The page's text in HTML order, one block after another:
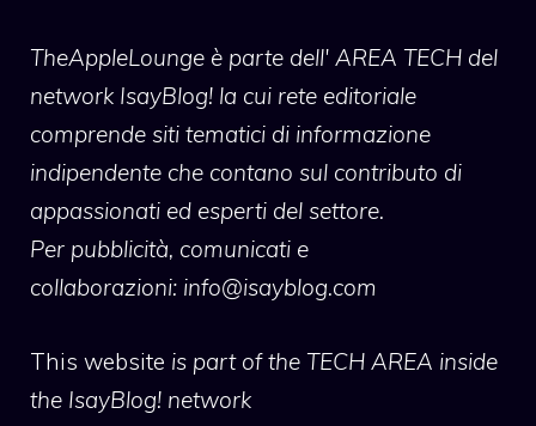
TheAppleLounge è parte dell' AREA TECH del
network IsayBlog! la cui rete editoriale
comprende siti tematici di informazione
indipendente che contano sul contributo di
appassionati ed esperti del settore.
Per pubblicità, comunicati e
collaborazioni: info@isayblog.com
This website is part of the TECH AREA inside
the IsayBlog! network